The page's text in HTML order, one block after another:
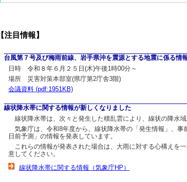
【注目情報】
台風第７号及び梅雨前線、岩手県沖を震源とする地震に係る情
日時 令和８年６月２５日(木)午後1時00分～
場所 災害対策本部室(県庁第2庁舎3階)
会議資料 (pdf:1951KB)
線状降水帯に関する情報が新しくなりました
線状降水帯は、次々と発生した積乱雲により、線状の降水
気象庁は、令和8年度から、線状降水帯の「発生情報」、
日前予測」の情報を発表しています。
これらの情報が発表された場合は、大雨に対する心構えを
意してください。
線状降水帯に関する情報（気象庁HP）